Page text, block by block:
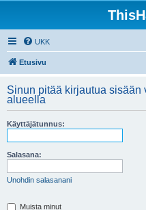
UKK
Etusivu
Sinun pitää kirjautua sisään
alueella
Käyttäjätunnus:
Salasana:
Unohdin salasanani
Muista minut